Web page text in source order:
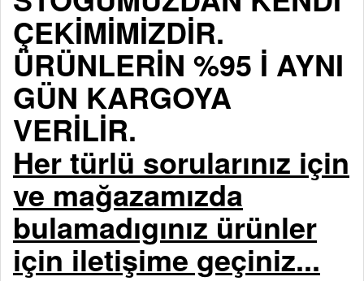
ÇEKİMİMİZDİR.
ÜRÜNLERİN %95 İ AYNI
GÜN KARGOYA
VERİLİR.
Her türlü sorularınız için
ve mağazamızda
bulamadıgınız ürünler
için iletişime geçiniz...